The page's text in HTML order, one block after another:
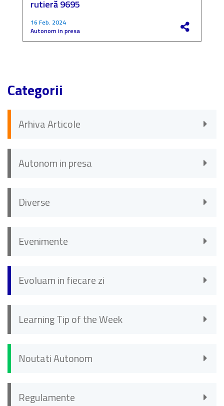
rutieră 9695
16 Feb. 2024
Autonom in presa
Categorii
Arhiva Articole
Autonom in presa
Diverse
Evenimente
Evoluam in fiecare zi
Learning Tip of the Week
Noutati Autonom
Regulamente